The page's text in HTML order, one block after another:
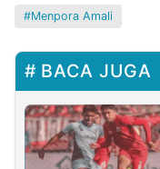
Menpora Amali
BACA JUGA